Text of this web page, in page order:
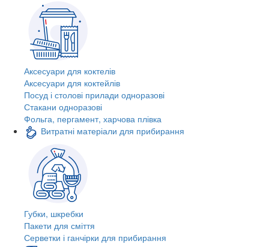
Аксесуари для коктелів
Аксесуари для коктейлів
Посуд і столові прилади одноразові
Стакани одноразові
Фольга, пергамент, харчова плівка
Витратні матеріали для прибирання
Губки, шкребки
Пакети для сміття
Серветки і ганчірки для прибирання